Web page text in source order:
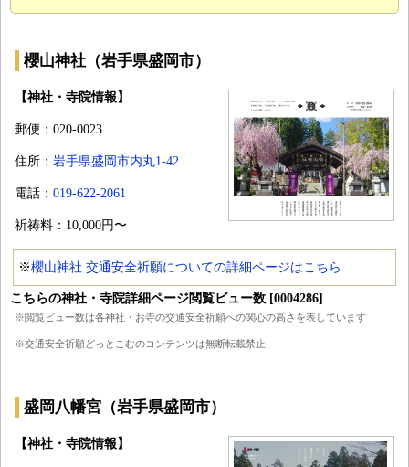
櫻山神社（岩手県盛岡市）
【神社・寺院情報】
郵便：020-0023
住所： 岩手県盛岡市内丸1-42
電話： 019-622-2061
祈祷料：10,000円〜
※櫻山神社 交通安全祈願についての詳細ページはこちら
こちらの神社・寺院詳細ページ閲覧ビュー数 [0004286]
※閲覧ビュー数は各神社・お寺の交通安全祈願への関心の高さを表しています
※交通安全祈願どっとこむのコンテンツは無断転載禁止
盛岡八幡宮（岩手県盛岡市）
【神社・寺院情報】